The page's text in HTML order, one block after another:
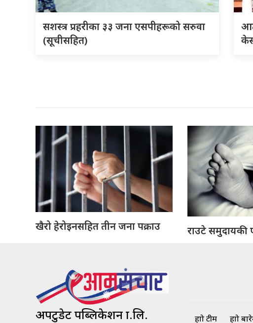
सशस्त्र प्रहरीका ३३ जना एसपीहरूको सरुवा
(सूचीसहित)
खैरो हेरोइनसहित तीन जना पक्राउ राउटे समुदायकी
अपटुडेट पब्लिकेशन प्रा.लि. हाम्रो टीम हाम्रो